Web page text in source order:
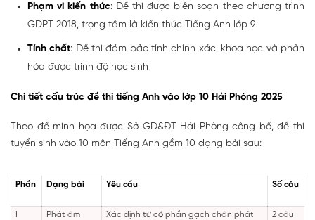
Phạm vi kiến thức: Đề thi được biên soạn theo chương trình
GDPT 2018, trọng tâm là kiến thức Tiếng Anh lớp 9
Tính chất: Đề thi đảm bảo tính chính xác, khoa học và phân
hóa được trình độ học sinh
Chi tiết cấu trúc đề thi tiếng Anh vào lớp 10 Hải Phòng 2025
Theo đề minh họa được Sở GD&ĐT Hải Phòng công bố, đề thi
tuyển sinh vào 10 môn Tiếng Anh gồm 10 dạng bài sau:
Phần Dạng bài Yêu cầu Số câu
Phát âm
Xác định từ có phần gạch chân phát
2 câu